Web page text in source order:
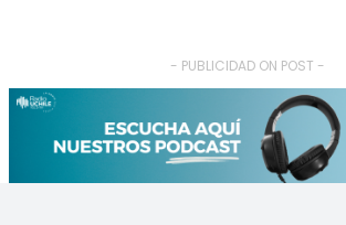
- PUBLICIDAD ON POST -